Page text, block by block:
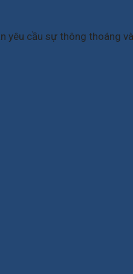
cầu sự thông thoáng